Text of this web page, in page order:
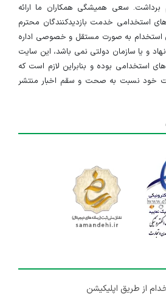
سعی همیشگی همکاران ما ارائه
استخدامی خدمت بازدیدکنندگان محترم
استخدام به صورت مستقل و خصوصی اداره
و یا سازمان دولتی نمی باشد، این سایت
استخدامی بوده و بنابراین لازم است که
خود نسبت به صحت و سقم اخبار منتشر
از طریق اپلیکیشن